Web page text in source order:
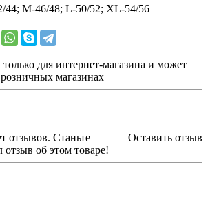
44; M-46/48; L-50/52; XL-54/56
для интернет-магазина и может
магазинах
Оставить отзыв
отзывов. Станьте
об этом товаре!